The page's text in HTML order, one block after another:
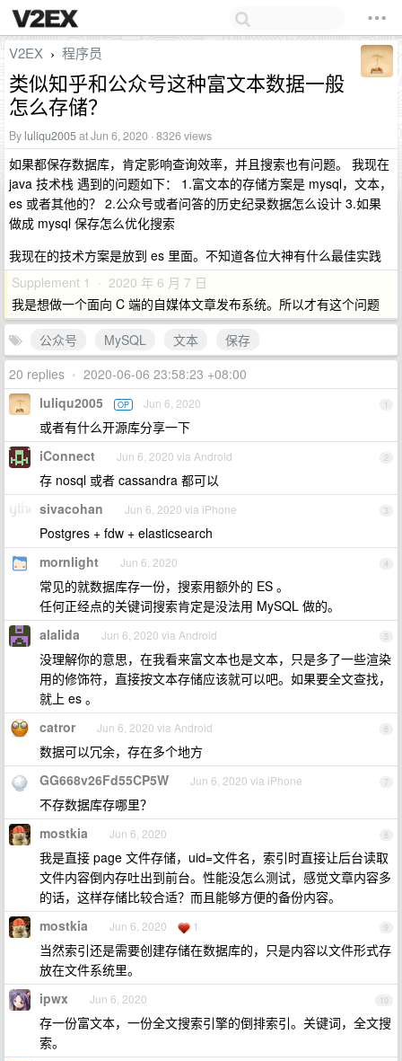
V2EX › 程序员
类似知乎和公众号这种富文本数据一般
怎么存储？
By luliqu2005at Jun 6, 2020 · 8326 views
如果都保存数据库，肯定影响查询效率，并且搜索也有问题。 我现在
java 技术栈 遇到的问题如下： 1.富文本的存储方案是 mysql，文本，
es 或者其他的？ 2.公众号或者问答的历史纪录数据怎么设计 3.如果
做成 mysql 保存怎么优化搜索
我现在的技术方案是放到 es 里面。不知道各位大神有什么最佳实践
Supplement 1 · 2020 年 6 月 7 日
我是想做一个面向 C 端的自媒体文章发布系统。所以才有这个问题
公众号
MySQL 文本
保存
20 replies • 2020-06-06 23:58:23 +08:00
1
luliqu2005 OP Jun 6, 2020
或者有什么开源库分享一下
2
iConnect Jun 6, 2020 via Android
存 nosql 或者 cassandra 都可以
3
sivacohan Jun 6, 2020 via iPhone
Postgres + fdw + elasticsearch
4
mornlight Jun 6, 2020
常见的就数据库存一份，搜索用额外的 ES 。
任何正经点的关键词搜索肯定是没法用 MySQL 做的。
5
alalida Jun 6, 2020 via Android
没理解你的意思，在我看来富文本也是文本，只是多了一些渲染
用的修饰符，直接按文本存储应该就可以吧。如果要全文查找，
就上 es 。
6
catror Jun 6, 2020 via Android
数据可以冗余，存在多个地方
7
GG668v26Fd55CP5W Jun 6, 2020 via iPhone
不存数据库存哪里？
8
mostkia Jun 6, 2020
我是直接 page 文件存储，uid=文件名，索引时直接让后台读取
文件内容倒内存吐出到前台。性能没怎么测试，感觉文章内容多
的话，这样存储比较合适？而且能够方便的备份内容。
9
mostkia Jun 6, 2020 1
当然索引还是需要创建存储在数据库的，只是内容以文件形式存
放在文件系统里。
10
ipwx Jun 6, 2020
存一份富文本，一份全文搜索引擎的倒排索引。关键词，全文搜
索。